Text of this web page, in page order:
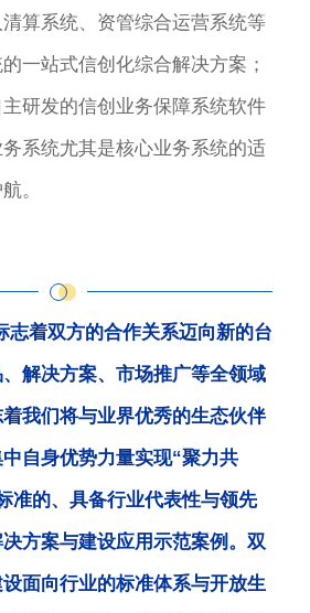
算系统、资管综合运营系统等
一站式信创化综合解决方案；
研发的信创业务保障系统软件
系统尤其是核心业务系统的适
。
双方的合作关系迈向新的台
解决方案、市场推广等全领域
我们将与业界优秀的生态伙伴
自身优势力量实现“聚力共
准的、具备行业代表性与领先
方案与建设应用示范案例。双
面向行业的标准体系与开放生